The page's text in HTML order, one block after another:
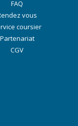
FAQ
vous
coursier
Partenariat
CGV